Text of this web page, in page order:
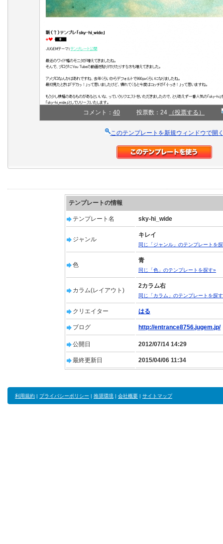
コメント： 40 投票数：24 （投票する）
このテンプレートを新規ウィンドウで開
テンプレートの情報
テンプレート名 sky-hi_wide
ジャンル
キレイ
同じ「ジャンル」のテンプレートを
色
青
同じ「色」のテンプレートを探す»
カラム(レイアウト)
2カラム右
同じ「カラム」のテンプレートを探
クリエイター はる
ブログ http://entrance8756.jugem.jp/
公開日 2012/07/14 14:29
最終更新日 2015/04/06 11:34
利用規約 | プライバシーポリシー | 推奨環境 | 会社概要 | サイトマップ